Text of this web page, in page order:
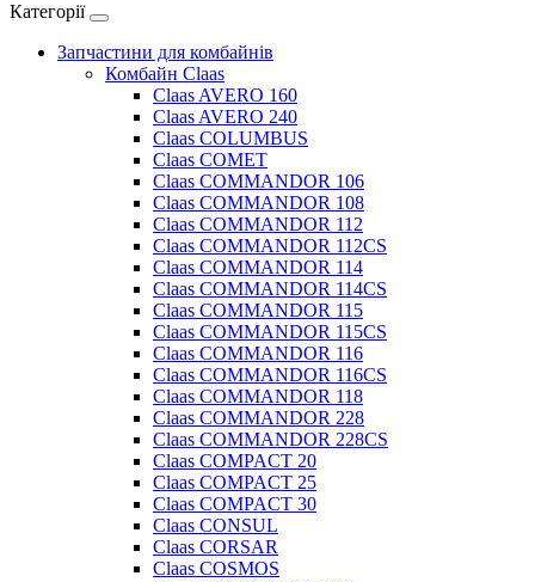
Категорії
Запчастини для комбайнів
Комбайн Claas
Claas AVERO 160
Claas AVERO 240
Claas COLUMBUS
Claas COMET
Claas COMMANDOR 106
Claas COMMANDOR 108
Claas COMMANDOR 112
Claas COMMANDOR 112CS
Claas COMMANDOR 114
Claas COMMANDOR 114CS
Claas COMMANDOR 115
Claas COMMANDOR 115CS
Claas COMMANDOR 116
Claas COMMANDOR 116CS
Claas COMMANDOR 118
Claas COMMANDOR 228
Claas COMMANDOR 228CS
Claas COMPACT 20
Claas COMPACT 25
Claas COMPACT 30
Claas CONSUL
Claas CORSAR
Claas COSMOS